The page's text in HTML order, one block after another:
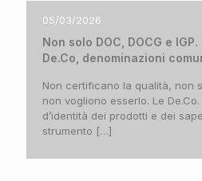
05/03/2026
Non solo DOC, DOCG e
De.Co, denominazioni
Non certificano la qualità, non
non vogliono esserlo. Le
d’identità dei prodotti e dei
strumento […]